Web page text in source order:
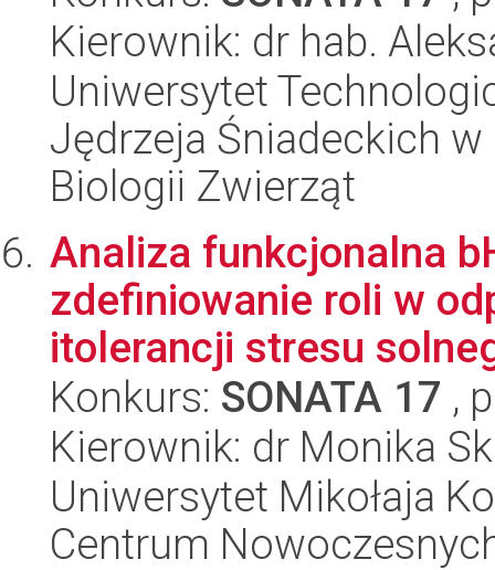
Kierownik: dr hab.
Uniwersytet
Jędrzeja Śniadeckich w
Biologii Zwierząt
Analiza funkcjonalna
zdefiniowanie roli w
itolerancji stresu
Konkurs: SONATA 17 ,
Kierownik: dr Monika
Uniwersytet Mikołaja
Centrum